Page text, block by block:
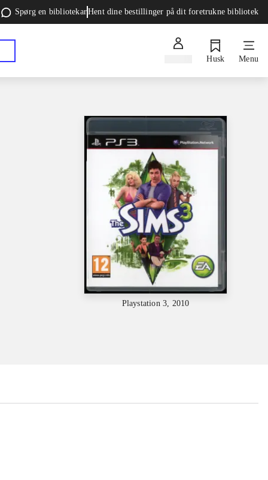
Spørg en bibliotekarHent dine bestillinger på dit foretrukne bibliotek
Husk Menu
Playstation 3, 2010